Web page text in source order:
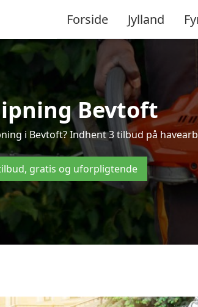
Forside Jylland
Bevtoft
i Bevtoft? Indhent 3 tilbud på
gratis og uforpligtende